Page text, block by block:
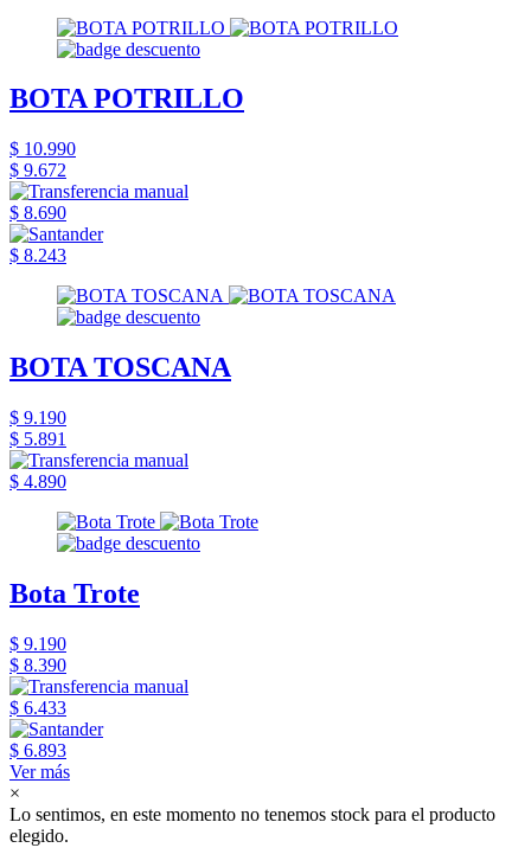
BOTA POTRILLO
$ 10.990
$ 9.672
$ 8.690
$ 8.243
BOTA TOSCANA
$ 9.190
$ 5.891
$ 4.890
Bota Trote
$ 9.190
$ 8.390
$ 6.433
$ 6.893
Ver más
×
Lo sentimos, en este momento no tenemos stock para el producto
elegido.